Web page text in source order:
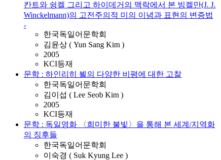
칸트와 슁켈 그리고 하이데거의 맥락에서 본 빙켈만(J. J.
Winckelmann)의 고전주의적 미의 이념과 표현의 변증법
-
한국독일어문학회
김윤상 ( Yun Sang Kim )
2005
KCI등재
문학 : 하인리히 뵐의 다양한 비평에 대한 고찰
한국독일어문학회
김이섭 ( Lee Seob Kim )
2005
KCI등재
문학 : 독일영화 〈희미한 불빛〉을 통해 본 세계/지역화
의 징후들
한국독일어문학회
이숙경 ( Suk Kyung Lee )